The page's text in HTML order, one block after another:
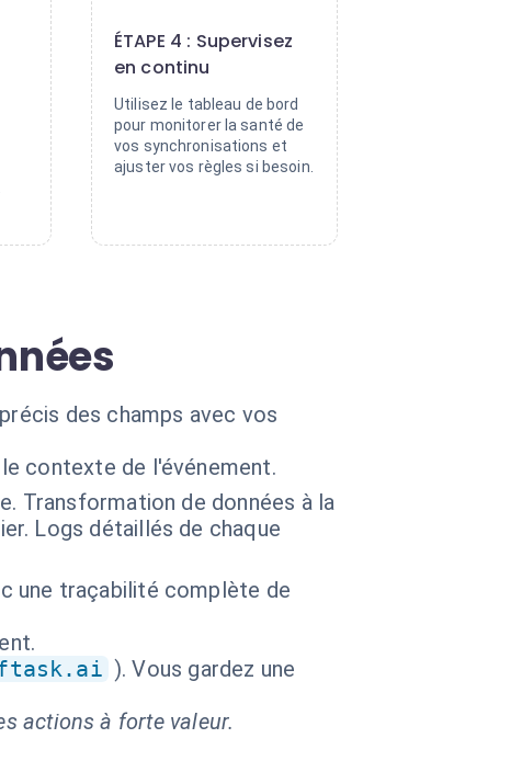
ÉTAPE 4 : Supervisez
en continu
Utilisez le tableau de bord
pour monitorer la santé de
vos synchronisations et
ajuster vos règles si besoin.
des champs avec vos
contexte de l'événement.
Transformation de données à la
Logs détaillés de chaque
une traçabilité complète de
). Vous gardez une
actions à forte valeur.